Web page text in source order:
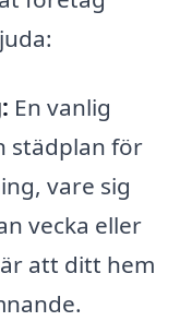
En vanlig
städplan för
vare sig
vecka eller
att ditt hem